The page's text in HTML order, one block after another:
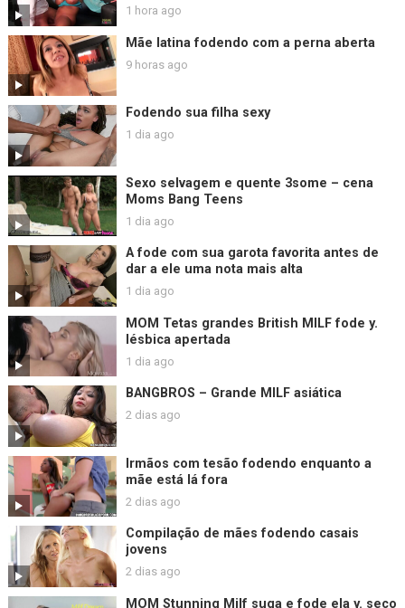
1 hora ago
Mãe latina fodendo com a perna aberta
9 horas ago
Fodendo sua filha sexy
1 dia ago
Sexo selvagem e quente 3some – cena
Moms Bang Teens
1 dia ago
A fode com sua garota favorita antes de
dar a ele uma nota mais alta
1 dia ago
MOM Tetas grandes British MILF fode y.
lésbica apertada
1 dia ago
BANGBROS – Grande MILF asiática
2 dias ago
Irmãos com tesão fodendo enquanto a
mãe está lá fora
2 dias ago
Compilação de mães fodendo casais
jovens
2 dias ago
MOM Stunning Milf suga e fode ela y. seco